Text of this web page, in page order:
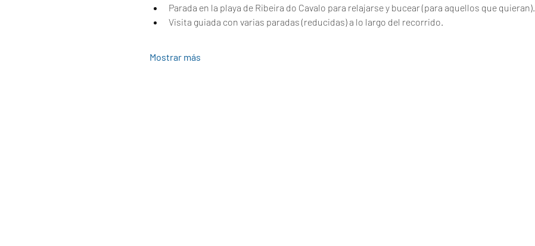
Parada en la playa de Ribeira do Cavalo para relajarse y bucear (para aquellos que quieran).
Visita guiada con varias paradas (reducidas) a lo largo del recorrido.
Mostrar más